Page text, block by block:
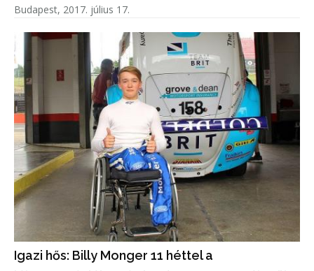
Budapest, 2017. július 17.
Igazi hős: Billy Monger 11 héttel a